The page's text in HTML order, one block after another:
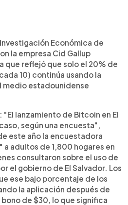
Económica de
la empresa Cid Gallup
que reflejó que solo el 20% de
10) continúa usando la
medio estadounidense
lanzamiento de Bitcoin en El
según una encuesta",
este año la encuestadora
adultos de 1,800 hogares en
consultaron sobre el uso de
el gobierno de El Salvador. Los
ese bajo porcentaje de los
la aplicación después de
de $30, lo que significa